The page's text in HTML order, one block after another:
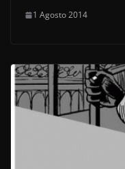
1 Agosto 2014